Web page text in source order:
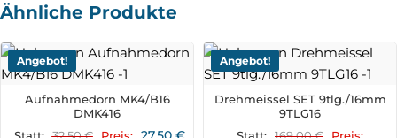
Ähnliche Produkte
Angebot!
Aufnahmedorn MK4/B16
DMK416
Angebot!
Drehmeissel SET 9tlg./16mm
9TLG16